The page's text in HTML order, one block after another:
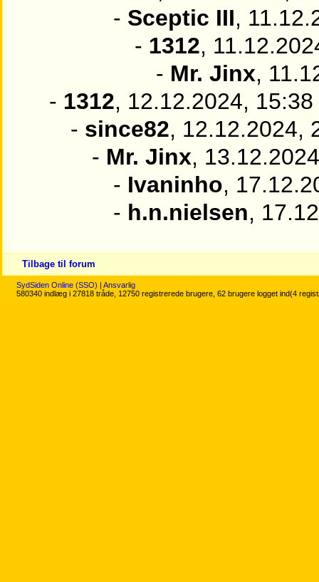
- Sceptic III,
- 1312,
- Mr. Jinx,
- 1312, 12.12.2024, 15:38
- since82, 12.12.2024,
- Mr. Jinx,
- Ivaninho,
- h.n.nielsen,
Tilbage til forum
SydSiden Online (SSO) | Ansvarlig
580340 indlæg i 27818 tråde, 12750 registrerede brugere, 62 brugere logget ind(4